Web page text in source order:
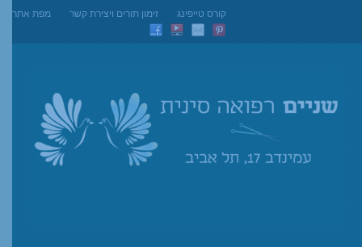
מפת אתר זימון תורים ויצירת קשר קורס טייפינג